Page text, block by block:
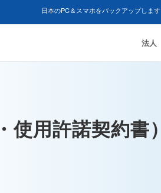
日本のPC＆スマホをバックアップします
法人
用許諾契約書）